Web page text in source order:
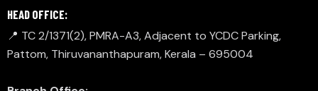
HEAD OFFICE:
📍 TC 2/1371(2), PMRA-A3, Adjacent to YCDC Parking,
Pattom, Thiruvananthapuram, Kerala – 695004